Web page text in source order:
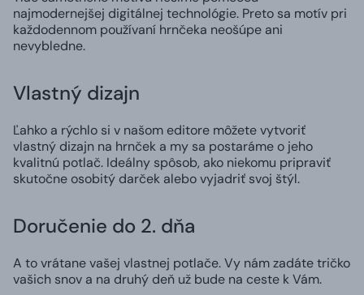
najmodernejšej digitálnej technológie. Preto sa motív pri
každodennom používaní hrnčeka neošúpe ani
nevybledne.
Vlastný dizajn
Ľahko a rýchlo si v našom editore môžete vytvoriť
vlastný dizajn na hrnček a my sa postaráme o jeho
kvalitnú potlač. Ideálny spôsob, ako niekomu pripraviť
skutočne osobitý darček alebo vyjadriť svoj štýl.
Doručenie do 2. dňa
A to vrátane vašej vlastnej potlače. Vy nám zadáte tričko
vašich snov a na druhý deň už bude na ceste k Vám.